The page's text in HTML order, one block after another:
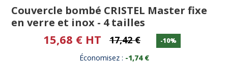
Couvercle bombé CRISTEL Master fixe
en verre et inox - 4 tailles
15,68 € HT 17,42 € -10%
Économisez : -1,74 €